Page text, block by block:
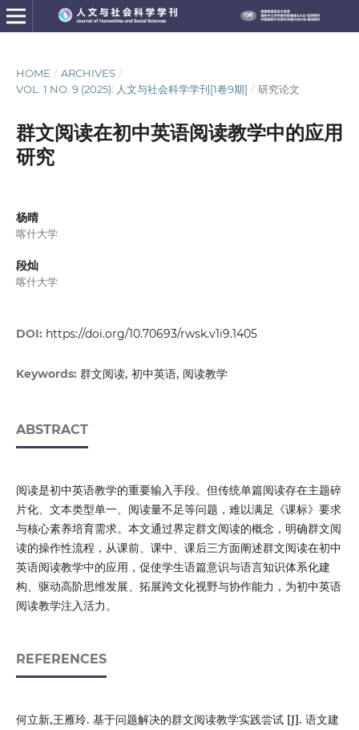
HOME / ARCHIVES /
VOL. 1 NO. 9 (2025): 人文与社会科学学刊[1卷9期] / 研究论文
群文阅读在初中英语阅读教学中的应用
研究
杨晴
喀什大学
段灿
喀什大学
DOI: https://doi.org/10.70693/rwsk.v1i9.1405
Keywords: 群文阅读, 初中英语, 阅读教学
ABSTRACT
阅读是初中英语教学的重要输入手段。但传统单篇阅读存在主题碎
片化、文本类型单一、阅读量不足等问题，难以满足《课标》要求
与核心素养培育需求。本文通过界定群文阅读的概念，明确群文阅
读的操作性流程，从课前、课中、课后三方面阐述群文阅读在初中
英语阅读教学中的应用，促使学生语篇意识与语言知识体系化建
构、驱动高阶思维发展、拓展跨文化视野与协作能力，为初中英语
阅读教学注入活力。
REFERENCES
何立新,王雁玲. 基于问题解决的群文阅读教学实践尝试 [J]. 语文建